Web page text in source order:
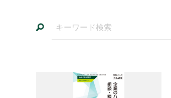
インタビュー・レポート
イベント・セミナー